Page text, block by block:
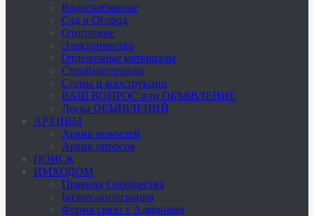
Водоснабжение
Сад и Огород
Отопление
Электричество
Отделочные материалы
Стройматериалы
Стены и конструкции
ВАШ ВОПРОС или ОБЪЯВЛЕНИЕ
Доска ОБЪЯВЛЕНИЙ
АРХИВЫ
Архив новостей
Архив опросов
ПОИСК
ИМХОДОМ
Правила Сообщества
Бизнес-интеграция
Форма связи с Админами